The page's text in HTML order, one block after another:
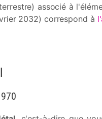
associé à
2032) correspond à